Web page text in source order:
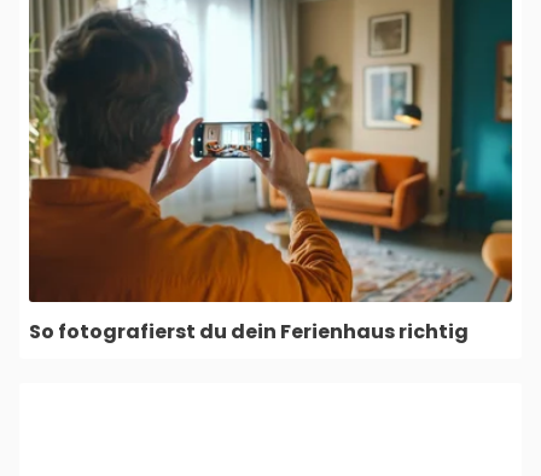
So fotografierst du dein Ferienhaus richtig